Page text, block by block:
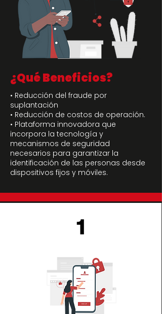
¿Qué Beneficios?
• Reducción del fraude por
suplantación
• Reducción de costos de operación.
• Plataforma innovadora que
incorpora la tecnología y
mecanismos de seguridad
necesarios para garantizar la
identificación de las personas desde
dispositivos fijos y móviles.
1